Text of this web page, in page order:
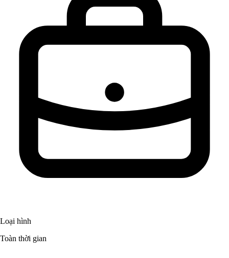
Loại hình
Toàn thời gian